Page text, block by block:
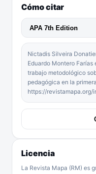
Cómo citar
Nictadis Silveira
Eduardo Montero
trabajo metodológico
pedagógica en la
https://
Licencia
La Revista Mapa (RM) es